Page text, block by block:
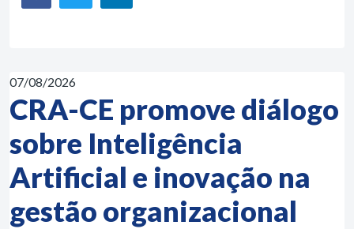
07/08/2026
CRA-CE promove diálogo
sobre Inteligência
Artificial e inovação na
gestão organizacional